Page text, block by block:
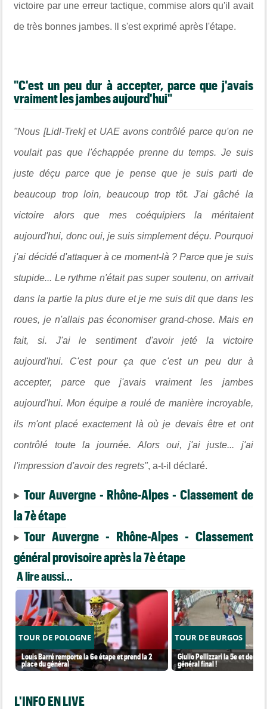
victoire par une erreur tactique, commise alors qu'il avait
de très bonnes jambes. Il s'est exprimé après l'étape.
"C'est un peu dur à accepter, parce que j'avais
vraiment les jambes aujourd'hui"
"Nous [Lidl-Trek] et UAE avons contrôlé parce qu'on ne
voulait pas que l'échappée prenne du temps. Je suis
juste déçu parce que je pense que je suis parti de
beaucoup trop loin, beaucoup trop tôt. J'ai gâché la
victoire alors que mes coéquipiers la méritaient
aujourd'hui, donc oui, je suis simplement déçu. Pourquoi
j'ai décidé d'attaquer à ce moment-là ? Parce que je suis
stupide... Le rythme n'était pas super soutenu, on arrivait
dans la partie la plus dure et je me suis dit que dans les
roues, je n'allais pas économiser grand-chose. Mais en
fait, si. J'ai le sentiment d'avoir jeté la victoire
aujourd'hui. C'est pour ça que c'est un peu dur à
accepter, parce que j'avais vraiment les jambes
aujourd'hui. Mon équipe a roulé de manière incroyable,
ils m'ont placé exactement là où je devais être et ont
contrôlé toute la journée. Alors oui, j'ai juste... j'ai
l'impression d'avoir des regrets", a-t-il déclaré.
Tour Auvergne - Rhône-Alpes - Classement de
la 7è étape
Tour Auvergne - Rhône-Alpes - Classement
général provisoire après la 7è étape
A lire aussi...
TOUR DE POLOGNE
Louis Barré remporte la 6e étape et prend la 2
place du général
TOUR DE BURGOS
Giulio Pellizzari la 5e et
général final !
L'INFO EN LIVE